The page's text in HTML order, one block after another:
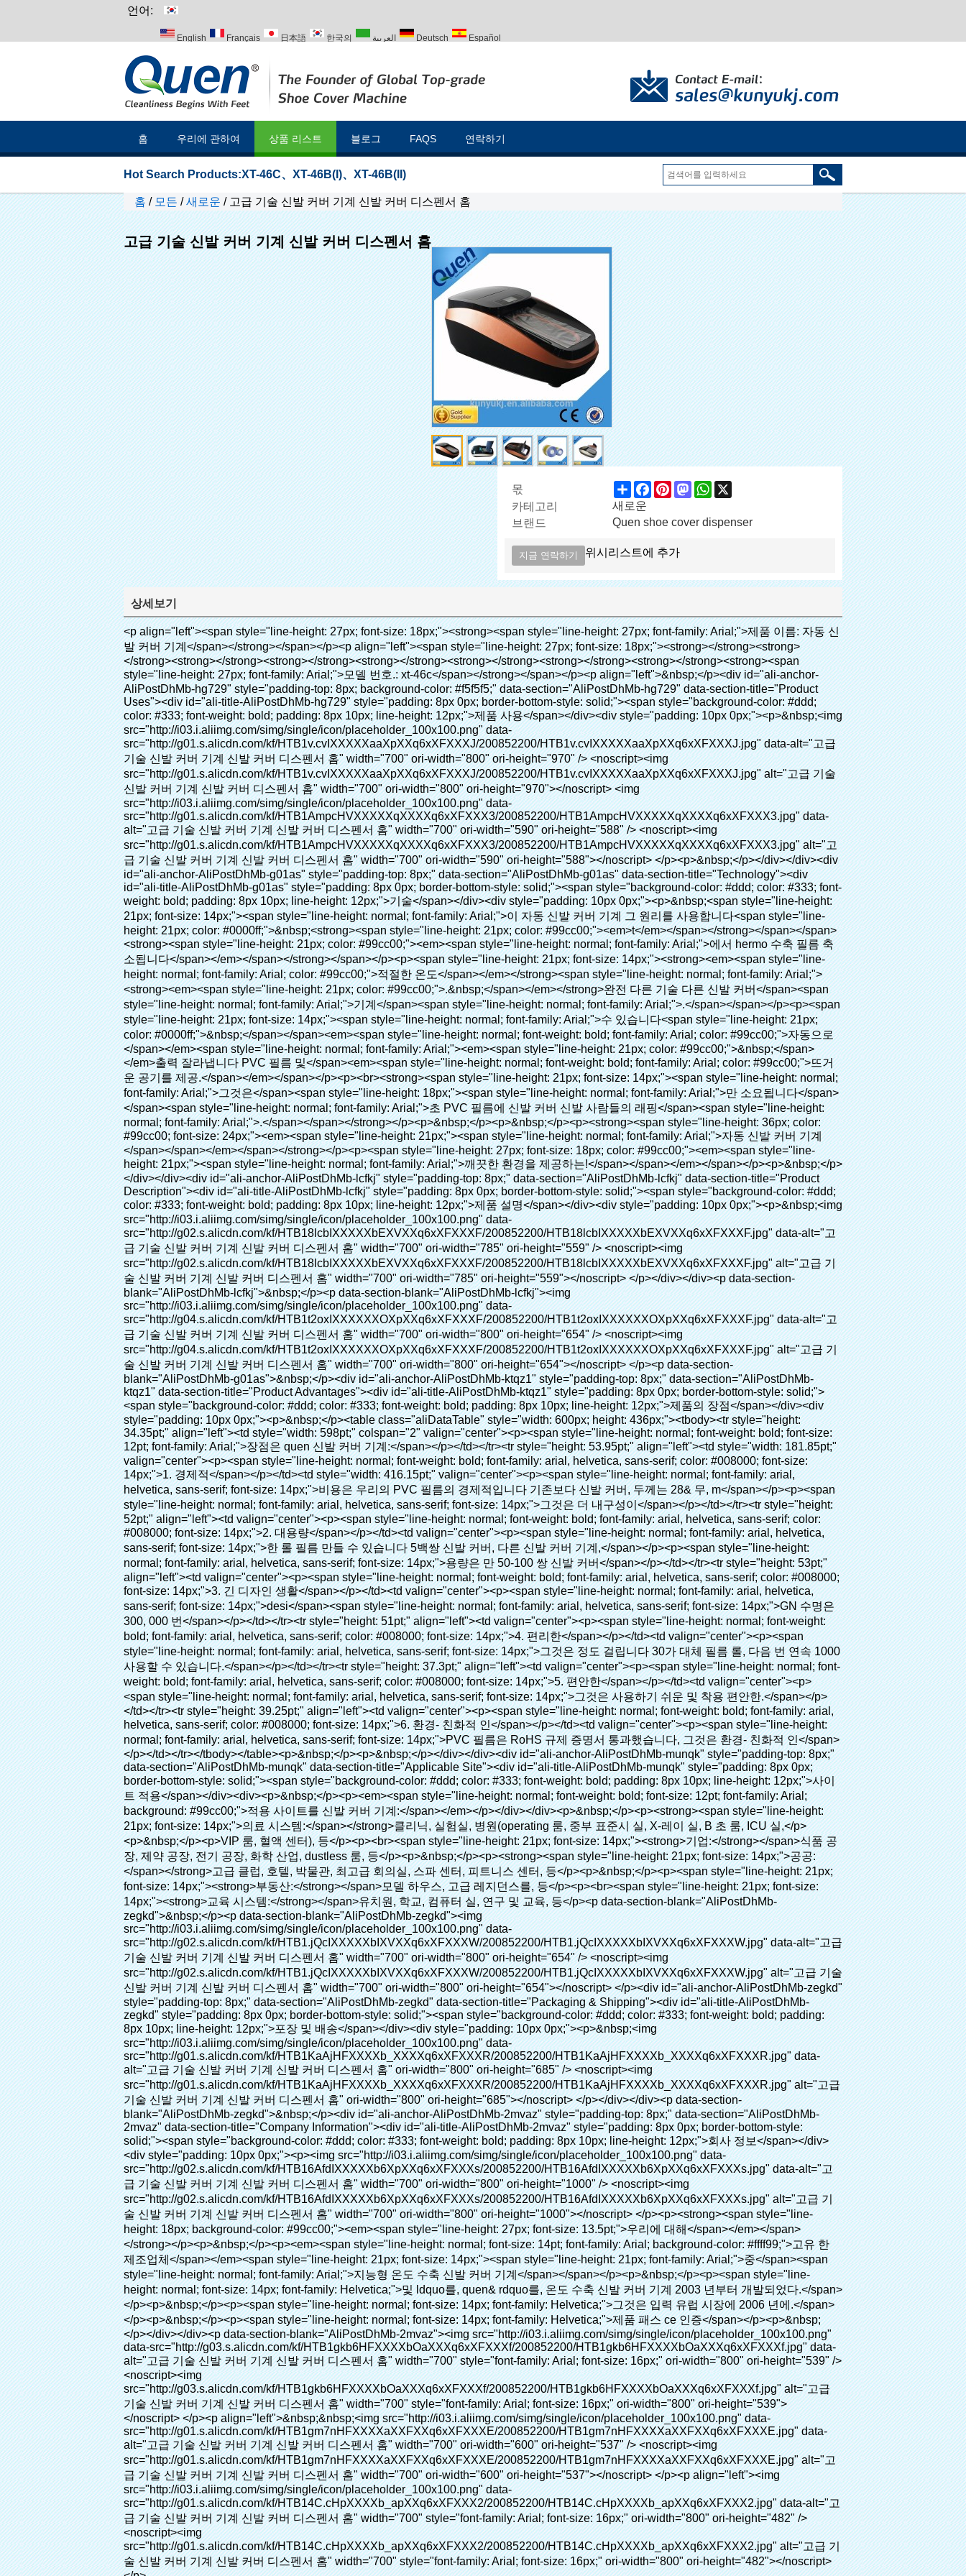
언어:
English Français 日本語 한국의 العربية Deutsch Español
홈 우리에 관하여 상품 리스트 블로그 FAQS 연락하기
Hot Search Products:XT-46C、 XT-46B(I)、 XT-46B(II)
홈 / 모든 /새로운 / 고급 기술 신발 커버 기계 신발 커버 디스펜서 홈
고급 기술 신발 커버 기계 신발 커버 디스펜서 홈
몫 ShareFacebook
PinterestMastodonWhatsApp
카테고리
새로운
브랜드
Quen shoe cover dispenser
지금 연락하기 위시리스트에 추가
상세보기
<p align="left"><span style="line-height: 27px; font-size: 18px;"><strong><span style="line-height: 27px; font-family: Arial;">제품 이름: 자동 신발 커버 기계</span></strong></span></p><p align="left"><span style="line-height: 27px; font-size: 18px;"><strong></strong><strong></strong><strong></strong><strong></strong><strong></strong><strong></strong><strong></strong><strong></strong><strong><span style="line-height: 27px; font-family: Arial;">모델 번호.: xt-46c</span></strong></span></p><p align="left">&nbsp;</p><div id="ali-anchor-AliPostDhMb-hg729" style="padding-top: 8px; background-color: #f5f5f5;" data-section="AliPostDhMb-hg729" data-section-title="Product Uses"><div id="ali-title-AliPostDhMb-hg729" style="padding: 8px 0px; border-bottom-style: solid;"><span style="background-color: #ddd; color: #333; font-weight: bold; padding: 8px 10px; line-height: 12px;">제품 사용</span></div><div style="padding: 10px 0px;"><p>&nbsp;<img src="http://i03.i.aliimg.com/simg/single/icon/placeholder_100x100.png" data-src="http://g01.s.alicdn.com/kf/HTB1v.cvIXXXXXaaXpXXq6xXFXXXJ/200852200/HTB1v.cvIXXXXXaaXpXXq6xXFXXXJ.jpg" data-alt="고급 기술 신발 커버 기계 신발 커버 디스펜서 홈" width="700" ori-width="800" ori-height="970" /> <noscript><img src="http://g01.s.alicdn.com/kf/HTB1v.cvIXXXXXaaXpXXq6xXFXXXJ/200852200/HTB1v.cvIXXXXXaaXpXXq6xXFXXXJ.jpg" alt="고급 기술 신발 커버 기계 신발 커버 디스펜서 홈" width="700" ori-width="800" ori-height="970"></noscript> <img src="http://i03.i.aliimg.com/simg/single/icon/placeholder_100x100.png" data-src="http://g01.s.alicdn.com/kf/HTB1AmpcHVXXXXXqXXXXq6xXFXXX3/200852200/HTB1AmpcHVXXXXXqXXXXq6xXFXXX3.jpg" data-alt="고급 기술 신발 커버 기계 신발 커버 디스펜서 홈" width="700" ori-width="590" ori-height="588" /> <noscript><img src="http://g01.s.alicdn.com/kf/HTB1AmpcHVXXXXXqXXXXq6xXFXXX3/200852200/HTB1AmpcHVXXXXXqXXXXq6xXFXXX3.jpg" alt="고급 기술 신발 커버 기계 신발 커버 디스펜서 홈" width="700" ori-width="590" ori-height="588"></noscript> </p><p>&nbsp;</p></div></div><div id="ali-anchor-AliPostDhMb-g01as" style="padding-top: 8px;" data-section="AliPostDhMb-g01as" data-section-title="Technology"><div id="ali-title-AliPostDhMb-g01as" style="padding: 8px 0px; border-bottom-style: solid;"><span style="background-color: #ddd; color: #333; font-weight: bold; padding: 8px 10px; line-height: 12px;">기술</span></div><div style="padding: 10px 0px;"><p>&nbsp;<span style="line-height: 21px; font-size: 14px;"><span style="line-height: normal; font-family: Arial;">이 자동 신발 커버 기계 그 원리를 사용합니다<span style="line-height: 21px; color: #0000ff;">&nbsp;<strong><span style="line-height: 21px; color: #99cc00;"><em>t</em></span></strong></span></span><strong><span style="line-height: 21px; color: #99cc00;"><em><span style="line-height: normal; font-family: Arial;">에서 hermo 수축 필름 축소됩니다</span></em></span></strong></span></p><p><span style="line-height: 21px; font-size: 14px;"><strong><em><span style="line-height: normal; font-family: Arial; color: #99cc00;">적절한 온도</span></em></strong><span style="line-height: normal; font-family: Arial;"><strong><em><span style="line-height: 21px; color: #99cc00;">.&nbsp;</span></em></strong>완전 다른 기술 다른 신발 커버</span><span style="line-height: normal; font-family: Arial;">기계</span><span style="line-height: normal; font-family: Arial;">.</span></span></p><p><span style="line-height: 21px; font-size: 14px;"><span style="line-height: normal; font-family: Arial;">수 있습니다<span style="line-height: 21px; color: #0000ff;">&nbsp;</span></span><em><span style="line-height: normal; font-weight: bold; font-family: Arial; color: #99cc00;">자동으로</span></em><span style="line-height: normal; font-family: Arial;"><em><span style="line-height: 21px; color: #99cc00;">&nbsp;</span></em>출력 잘라냅니다 PVC 필름 및</span><em><span style="line-height: normal; font-weight: bold; font-family: Arial; color: #99cc00;">뜨거운 공기를 제공.</span></em></span></p><p><br><strong><span style="line-height: 21px; font-size: 14px;"><span style="line-height: normal; font-family: Arial;">그것은</span><span style="line-height: 18px;"><span style="line-height: normal; font-family: Arial;">만 소요됩니다</span></span><span style="line-height: normal; font-family: Arial;">초 PVC 필름에 신발 커버 신발 사람들의 래핑</span><span style="line-height: normal; font-family: Arial;">.</span></span></strong></p><p>&nbsp;</p><p>&nbsp;</p><p><strong><span style="line-height: 36px; color: #99cc00; font-size: 24px;"><em><span style="line-height: 21px;"><span style="line-height: normal; font-family: Arial;">자동 신발 커버 기계</span></span></em></span></strong></p><p><span style="line-height: 27px; font-size: 18px; color: #99cc00;"><em><span style="line-height: 21px;"><span style="line-height: normal; font-family: Arial;">깨끗한 환경을 제공하는!</span></span></em></span></p><p>&nbsp;</p></div></div><div id="ali-anchor-AliPostDhMb-lcfkj" style="padding-top: 8px;" data-section="AliPostDhMb-lcfkj" data-section-title="Product Description"><div id="ali-title-AliPostDhMb-lcfkj" style="padding: 8px 0px; border-bottom-style: solid;"><span style="background-color: #ddd; color: #333; font-weight: bold; padding: 8px 10px; line-height: 12px;">제품 설명</span></div><div style="padding: 10px 0px;"><p>&nbsp;<img src="http://i03.i.aliimg.com/simg/single/icon/placeholder_100x100.png" data-src="http://g02.s.alicdn.com/kf/HTB18lcbIXXXXXbEXVXXq6xXFXXXF/200852200/HTB18lcbIXXXXXbEXVXXq6xXFXXXF.jpg" data-alt="고급 기술 신발 커버 기계 신발 커버 디스펜서 홈" width="700" ori-width="785" ori-height="559" /> <noscript><img src="http://g02.s.alicdn.com/kf/HTB18lcbIXXXXXbEXVXXq6xXFXXXF/200852200/HTB18lcbIXXXXXbEXVXXq6xXFXXXF.jpg" alt="고급 기술 신발 커버 기계 신발 커버 디스펜서 홈" width="700" ori-width="785" ori-height="559"></noscript> </p></div></div><p data-section-blank="AliPostDhMb-lcfkj">&nbsp;</p><p data-section-blank="AliPostDhMb-lcfkj"><img src="http://i03.i.aliimg.com/simg/single/icon/placeholder_100x100.png" data-src="http://g04.s.alicdn.com/kf/HTB1t2oxIXXXXXXOXpXXq6xXFXXXF/200852200/HTB1t2oxIXXXXXXOXpXXq6xXFXXXF.jpg" data-alt="고급 기술 신발 커버 기계 신발 커버 디스펜서 홈" width="700" ori-width="800" ori-height="654" /> <noscript><img src="http://g04.s.alicdn.com/kf/HTB1t2oxIXXXXXXOXpXXq6xXFXXXF/200852200/HTB1t2oxIXXXXXXOXpXXq6xXFXXXF.jpg" alt="고급 기술 신발 커버 기계 신발 커버 디스펜서 홈" width="700" ori-width="800" ori-height="654"></noscript> </p><p data-section-blank="AliPostDhMb-g01as">&nbsp;</p><div id="ali-anchor-AliPostDhMb-ktqz1" style="padding-top: 8px;" data-section="AliPostDhMb-ktqz1" data-section-title="Product Advantages"><div id="ali-title-AliPostDhMb-ktqz1" style="padding: 8px 0px; border-bottom-style: solid;"><span style="background-color: #ddd; color: #333; font-weight: bold; padding: 8px 10px; line-height: 12px;">제품의 장점</span></div><div style="padding: 10px 0px;"><p>&nbsp;</p><table class="aliDataTable" style="width: 600px; height: 436px;"><tbody><tr style="height: 34.35pt;" align="left"><td style="width: 598pt;" colspan="2" valign="center"><p><span style="line-height: normal; font-weight: bold; font-size: 12pt; font-family: Arial;">장점은 quen 신발 커버 기계:</span></p></td></tr><tr style="height: 53.95pt;" align="left"><td style="width: 181.85pt;" valign="center"><p><span style="line-height: normal; font-weight: bold; font-family: arial, helvetica, sans-serif; color: #008000; font-size: 14px;">1. 경제적</span></p></td><td style="width: 416.15pt;" valign="center"><p><span style="line-height: normal; font-family: arial, helvetica, sans-serif; font-size: 14px;">비용은 우리의 PVC 필름의 경제적입니다 기존보다 신발 커버, 두께는 28& 무, m</span></p><p><span style="line-height: normal; font-family: arial, helvetica, sans-serif; font-size: 14px;">그것은 더 내구성이</span></p></td></tr><tr style="height: 52pt;" align="left"><td valign="center"><p><span style="line-height: normal; font-weight: bold; font-family: arial, helvetica, sans-serif; color: #008000; font-size: 14px;">2. 대용량</span></p></td><td valign="center"><p><span style="line-height: normal; font-family: arial, helvetica, sans-serif; font-size: 14px;">한 롤 필름 만들 수 있습니다 5백쌍 신발 커버, 다른 신발 커버 기계,</span></p><p><span style="line-height: normal; font-family: arial, helvetica, sans-serif; font-size: 14px;">용량은 만 50-100 쌍 신발 커버</span></p></td></tr><tr style="height: 53pt;" align="left"><td valign="center"><p><span style="line-height: normal; font-weight: bold; font-family: arial, helvetica, sans-serif; color: #008000; font-size: 14px;">3. 긴 디자인 생활</span></p></td><td valign="center"><p><span style="line-height: normal; font-family: arial, helvetica, sans-serif; font-size: 14px;">desi</span><span style="line-height: normal; font-family: arial, helvetica, sans-serif; font-size: 14px;">GN 수명은 300, 000 번</span></p></td></tr><tr style="height: 51pt;" align="left"><td valign="center"><p><span style="line-height: normal; font-weight: bold; font-family: arial, helvetica, sans-serif; color: #008000; font-size: 14px;">4. 편리한</span></p></td><td valign="center"><p><span style="line-height: normal; font-family: arial, helvetica, sans-serif; font-size: 14px;">그것은 정도 걸립니다 30가 대체 필름 롤, 다음 번 연속 1000 사용할 수 있습니다.</span></p></td></tr><tr style="height: 37.3pt;" align="left"><td valign="center"><p><span style="line-height: normal; font-weight: bold; font-family: arial, helvetica, sans-serif; color: #008000; font-size: 14px;">5. 편안한</span></p></td><td valign="center"><p><span style="line-height: normal; font-family: arial, helvetica, sans-serif; font-size: 14px;">그것은 사용하기 쉬운 및 착용 편안한.</span></p></td></tr><tr style="height: 39.25pt;" align="left"><td valign="center"><p><span style="line-height: normal; font-weight: bold; font-family: arial, helvetica, sans-serif; color: #008000; font-size: 14px;">6. 환경- 친화적 인</span></p></td><td valign="center"><p><span style="line-height: normal; font-family: arial, helvetica, sans-serif; font-size: 14px;">PVC 필름은 RoHS 규제 증명서 통과했습니다, 그것은 환경- 친화적 인</span></p></td></tr></tbody></table><p>&nbsp;</p><p>&nbsp;</p></div></div><div id="ali-anchor-AliPostDhMb-munqk" style="padding-top: 8px;" data-section="AliPostDhMb-munqk" data-section-title="Applicable Site"><div id="ali-title-AliPostDhMb-munqk" style="padding: 8px 0px; border-bottom-style: solid;"><span style="ba